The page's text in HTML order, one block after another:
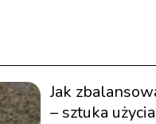
Jak
– sztuka